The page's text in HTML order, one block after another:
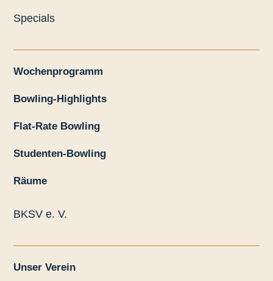
Specials
Wochenprogramm
Bowling-Highlights
Flat-Rate Bowling
Studenten-Bowling
Räume
BKSV e. V.
Unser Verein